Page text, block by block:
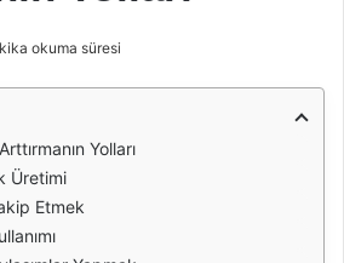
okuma süresi
Yolları
Üretimi
Etmek